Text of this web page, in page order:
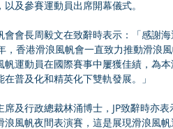
以及參賽運動員出席開幕儀式。
會會長周毅文在致辭時表示：「感謝
，香港滑浪風帆會一直致力推動滑浪
帆運動員在國際賽事中屢獲佳績，為
在普及化和精英化下雙軌發展。」
席及行政總裁林涌博士，JP致辭時亦
浪風帆夜間表演賽，這是展現滑浪風